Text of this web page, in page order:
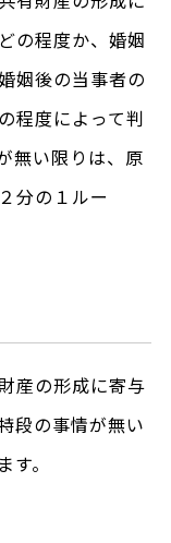
の程度か、婚姻
姻後の当事者の
程度によって判
無い限りは、原
分の１ルー
産の形成に寄与
段の事情が無い
。